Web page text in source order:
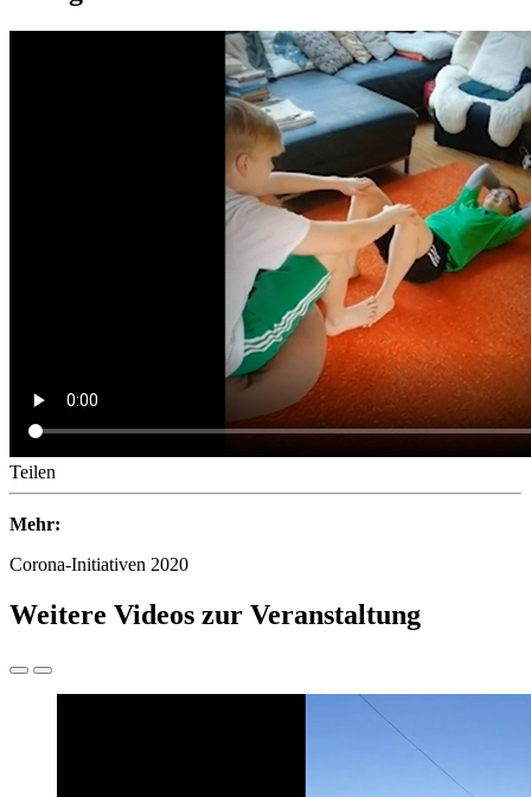
Teilen
Mehr:
Corona-Initiativen 2020
Weitere Videos zur Veranstaltung